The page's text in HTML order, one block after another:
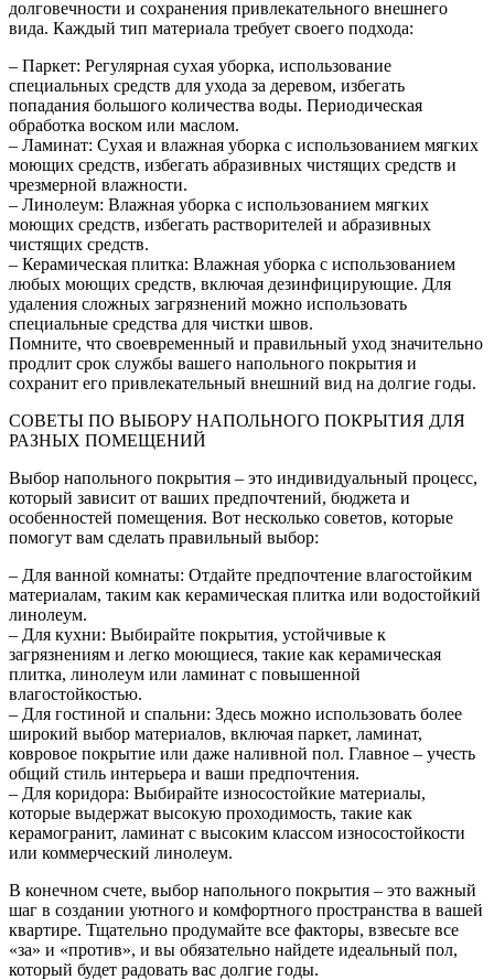
долговечности и сохранения привлекательного внешнего
вида. Каждый тип материала требует своего подхода:
– Паркет: Регулярная сухая уборка, использование
специальных средств для ухода за деревом, избегать
попадания большого количества воды. Периодическая
обработка воском или маслом.
– Ламинат: Сухая и влажная уборка с использованием мягких
моющих средств, избегать абразивных чистящих средств и
чрезмерной влажности.
– Линолеум: Влажная уборка с использованием мягких
моющих средств, избегать растворителей и абразивных
чистящих средств.
– Керамическая плитка: Влажная уборка с использованием
любых моющих средств, включая дезинфицирующие. Для
удаления сложных загрязнений можно использовать
специальные средства для чистки швов.
Помните, что своевременный и правильный уход значительно
продлит срок службы вашего напольного покрытия и
сохранит его привлекательный внешний вид на долгие годы.
СОВЕТЫ ПО ВЫБОРУ НАПОЛЬНОГО ПОКРЫТИЯ ДЛЯ
РАЗНЫХ ПОМЕЩЕНИЙ
Выбор напольного покрытия – это индивидуальный процесс,
который зависит от ваших предпочтений, бюджета и
особенностей помещения. Вот несколько советов, которые
помогут вам сделать правильный выбор:
– Для ванной комнаты: Отдайте предпочтение влагостойким
материалам, таким как керамическая плитка или водостойкий
линолеум.
– Для кухни: Выбирайте покрытия, устойчивые к
загрязнениям и легко моющиеся, такие как керамическая
плитка, линолеум или ламинат с повышенной
влагостойкостью.
– Для гостиной и спальни: Здесь можно использовать более
широкий выбор материалов, включая паркет, ламинат,
ковровое покрытие или даже наливной пол. Главное – учесть
общий стиль интерьера и ваши предпочтения.
– Для коридора: Выбирайте износостойкие материалы,
которые выдержат высокую проходимость, такие как
керамогранит, ламинат с высоким классом износостойкости
или коммерческий линолеум.
В конечном счете, выбор напольного покрытия – это важный
шаг в создании уютного и комфортного пространства в вашей
квартире. Тщательно продумайте все факторы, взвесьте все
«за» и «против», и вы обязательно найдете идеальный пол,
который будет радовать вас долгие годы.